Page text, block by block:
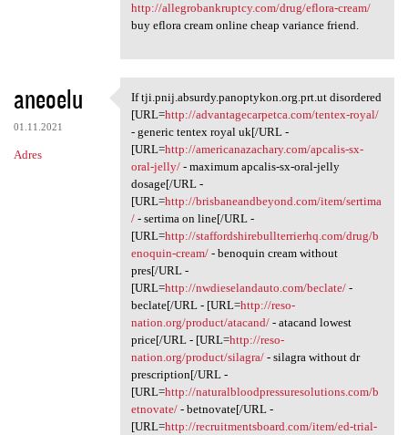
http://allegrobankruptcy.com/drug/eflora-cream/
buy eflora cream online cheap variance friend.
aneoelu
01.11.2021
Adres
If tji.pnij.absurdy
If tji.pnij.absurdy.panoptykon.org.prt.ut disordered
[URL=http://advantagecarpetca.com/tentex-royal/
- generic tentex royal uk[/URL -
[URL=http://americanazachary.com/apcalis-sx-
oral-jelly/- maximum apcalis-sx-oral-jelly
dosage[/URL -
[URL=http://brisbaneandbeyond.com/item/sertima
/- sertima on line[/URL -
[URL=http://staffordshirebullterrierhq.com/drug/b
enoquin-cream/- benoquin cream without
pres[/URL -
[URL=http://nwdieselandauto.com/beclate/-
beclate[/URL - [URL=http://reso-
nation.org/product/atacand/- atacand lowest
price[/URL - [URL=http://reso-
nation.org/product/silagra/- silagra without dr
prescription[/URL -
[URL=http://naturalbloodpressuresolutions.com/b
etnovate/- betnovate[/URL -
[URL=http://recruitmentsboard.com/item/ed-trial-